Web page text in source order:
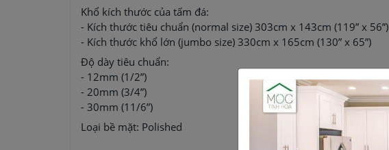
Khổ kích thước của tấm đá:
- Kích thước tiêu chuẩn (normal size) 303cm x 143cm (119” x 56”)
- Kích thước khổ lớn (jumbo size) 330cm x 165cm (130” x 65”)
Độ dày tiêu chuẩn:
- 12mm (1/2”)
- 20mm (3/4”)
- 30mm (11/6”)
Loại bề mặt: Polished